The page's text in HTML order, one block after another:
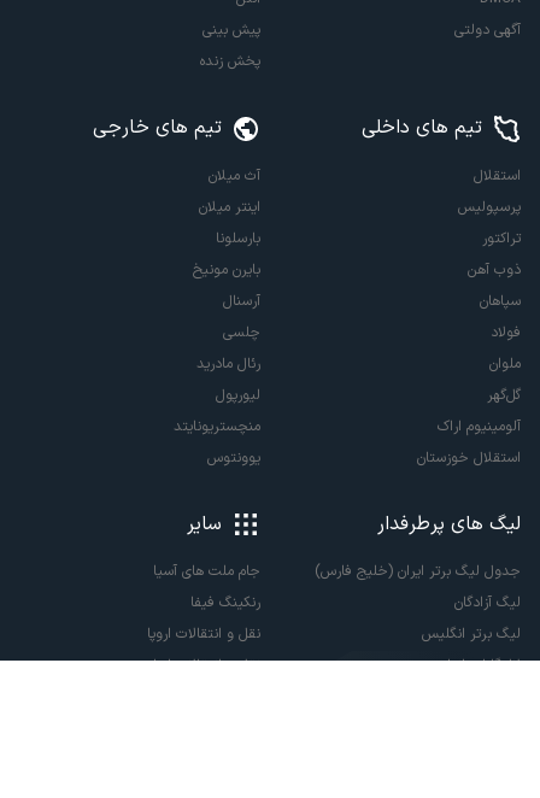
آگهی دولتی
پیش بینی
پخش زنده
تیم های داخلی
استقلال
پرسپولیس
تراکتور
ذوب آهن
سپاهان
فولاد
ملوان
گل‌گهر
آلومینیوم اراک
استقلال خوزستان
تیم های خارجی
آث میلان
اینتر میلان
بارسلونا
بایرن مونیخ
آرسنال
چلسی
رئال مادرید
لیورپول
منچستریونایتد
یوونتوس
لیگ های پرطرفدار
جدول لیگ برتر ایران (خلیج فارس)
لیگ آزادگان
لیگ برتر انگلیس
لالیگا اسپانیا
سایر
جام ملت های آسیا
رنکینگ فیفا
نقل و انتقالات اروپا
نقل و انتقالات ایران